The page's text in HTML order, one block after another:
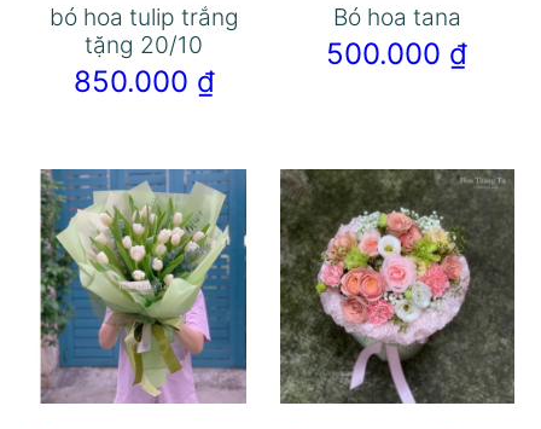
bó hoa tulip trắng
tặng 20/10
850.000 ₫
Bó hoa tana
500.000 ₫